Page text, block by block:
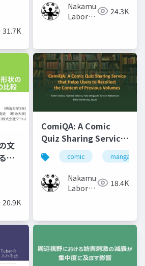
31.7K
Nakamura
Laboratory 24.3K
文
記
20.9K
ComiQA: A Comic
Quiz Sharing Service
that Helps Users to
Recollect the
Content of Previous
Volumes
comic manga
Nakamura
Laboratory 18.4K